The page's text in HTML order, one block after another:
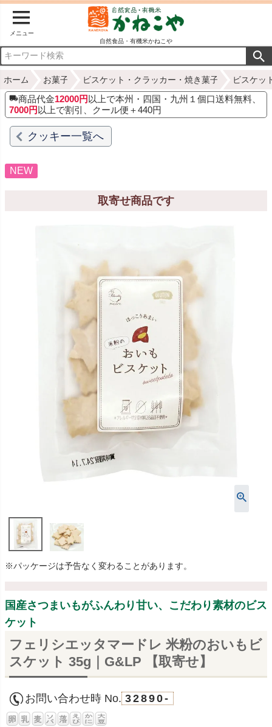
メニュー
自然食品・有機米かねこや
ホーム お菓子 ビスケット・クラッカー・焼き菓子 ビスケッ
商品代金12000円 以上で本州・四国・九州１個口送料無料、
7000円 以上で割引、クール便＋440円
クッキー一覧へ
NEW
取寄せ商品です
※パッケージは予告なく変わることがあります。
国産さつまいもがふんわり甘い、こだわり素材のビス
ケット
フェリシエッタマードレ 米粉のおいもビ
スケット 35g｜G&LP 【取寄せ】
お問い合わせ時 No. 32890-